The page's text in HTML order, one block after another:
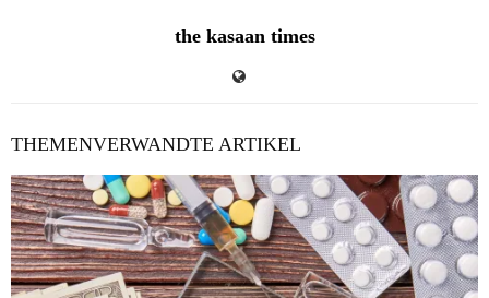
the kasaan times
THEMENVERWANDTE ARTIKEL